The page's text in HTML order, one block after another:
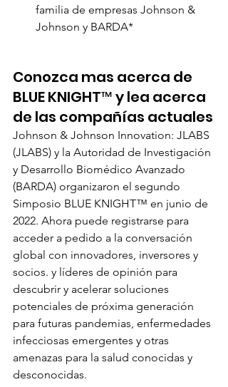
familia de empresas Johnson &
Johnson y BARDA*
Conozca mas acerca de
BLUE KNIGHT™ y lea acerca
de las compañías actuales
Johnson & Johnson Innovation: JLABS
(JLABS) y la Autoridad de Investigación
y Desarrollo Biomédico Avanzado
(BARDA) organizaron el segundo
Simposio BLUE KNIGHT™ en junio de
2022. Ahora puede registrarse para
acceder a pedido a la conversación
global con innovadores, inversores y
socios. y líderes de opinión para
descubrir y acelerar soluciones
potenciales de próxima generación
para futuras pandemias, enfermedades
infecciosas emergentes y otras
amenazas para la salud conocidas y
desconocidas.